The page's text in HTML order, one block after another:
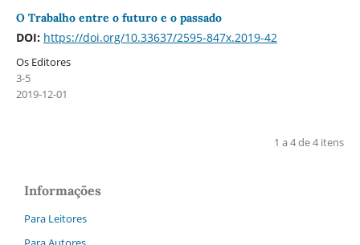
O Trabalho entre o futuro e o passado
DOI: https://doi.org/10.33637/2595-847x.2019-42
Os Editores
3-5
2019-12-01
1 a 4 de 4 itens
Informações
Para Leitores